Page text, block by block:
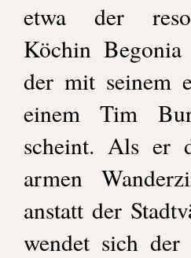
etwa der
Köchin
der mit seinem
einem Tim
scheint. Als er
armen
anstatt der
wendet sich